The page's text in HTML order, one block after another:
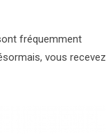
fréquemment
vous recevez